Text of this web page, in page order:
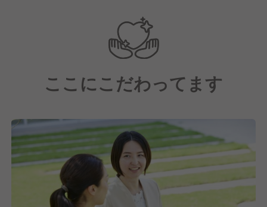
些細なことにも気を配り合い、お互いが働きやすい環
境作りを行っています。
そのため、分からないことがあっても聞きやすい雰囲
気があり、新しく入社される方も安心です！
ここにこだわってます